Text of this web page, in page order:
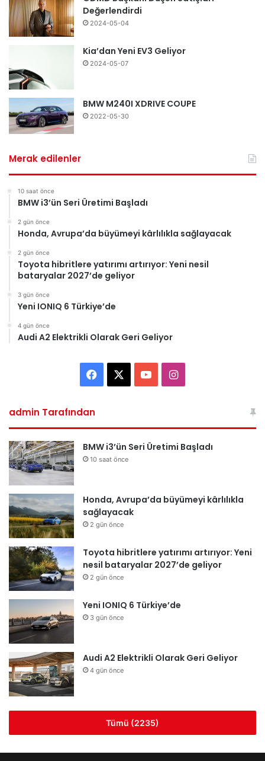
Değerlendirdi
2024-05-04
Kia’dan Yeni EV3 Geliyor
2024-05-07
BMW M240I XDRIVE COUPE
2022-05-30
Merak edilenler
10 saat önce
BMW i3’ün Seri Üretimi Başladı
2 gün önce
Honda, Avrupa’da büyümeyi kârlılıkla sağlayacak
2 gün önce
Toyota hibritlere yatırımı artırıyor: Yeni nesil
bataryalar 2027’de geliyor
3 gün önce
Yeni IONIQ 6 Türkiye’de
4 gün önce
Audi A2 Elektrikli Olarak Geri Geliyor
Facebook YouTubeInstagram
admin Tarafından
BMW i3’ün Seri Üretimi Başladı
10 saat önce
Honda, Avrupa’da büyümeyi kârlılıkla
sağlayacak
2 gün önce
Toyota hibritlere yatırımı artırıyor: Yeni
nesil bataryalar 2027’de geliyor
2 gün önce
Yeni IONIQ 6 Türkiye’de
3 gün önce
Audi A2 Elektrikli Olarak Geri Geliyor
4 gün önce
Tümü (2235)